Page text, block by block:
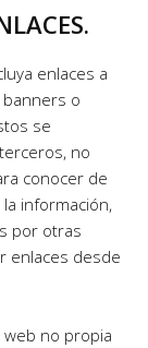
enlaces a
o
se
no
conocer de
información,
por otras
enlaces desde
web no propia